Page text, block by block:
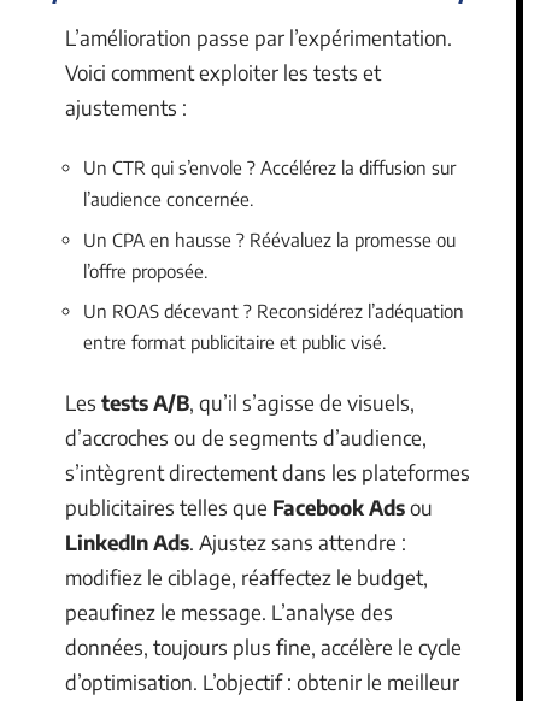
L’amélioration passe par l’expérimentation.
Voici comment exploiter les tests et
ajustements :
Un CTR qui s’envole ? Accélérez la diffusion sur
l’audience concernée.
Un CPA en hausse ? Réévaluez la promesse ou
l’offre proposée.
Un ROAS décevant ? Reconsidérez l’adéquation
entre format publicitaire et public visé.
Les tests A/B, qu’il s’agisse de visuels,
d’accroches ou de segments d’audience,
s’intègrent directement dans les plateformes
publicitaires telles que Facebook Adsou
LinkedIn Ads. Ajustez sans attendre :
modifiez le ciblage, réaffectez le budget,
peaufinez le message. L’analyse des
données, toujours plus fine, accélère le cycle
d’optimisation. L’objectif : obtenir le meilleur